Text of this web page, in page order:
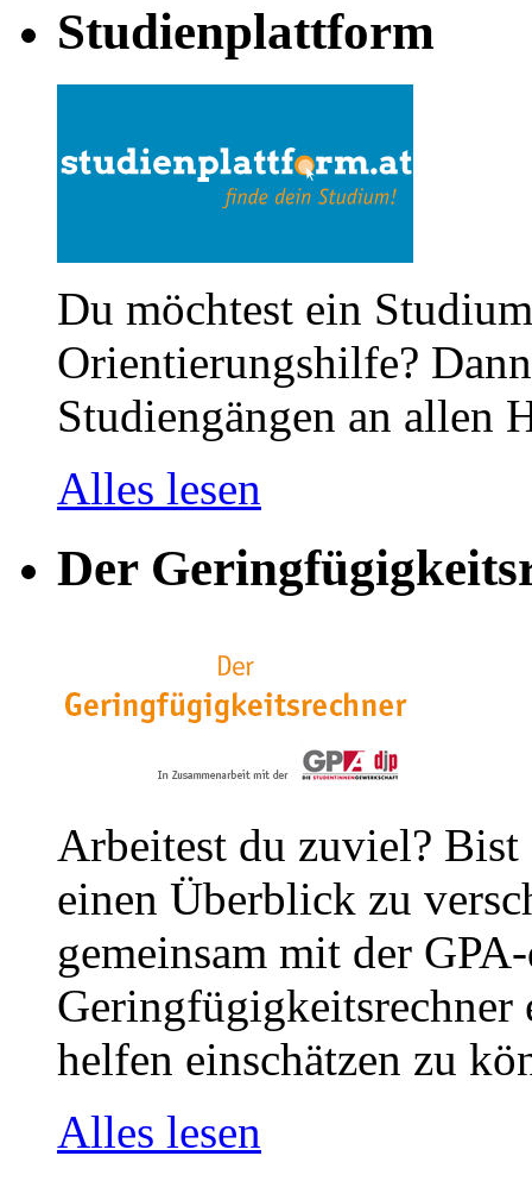
Studienplattform
Du möchtest ein
Orientierungshilfe?
Studiengängen an allen
Alles lesen
Der
Arbeitest du zuviel?
einen Überblick zu
gemeinsam mit der
helfen einschätzen zu
Alles lesen